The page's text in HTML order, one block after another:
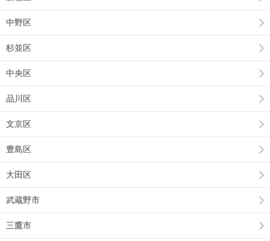
中野区
杉並区
中央区
品川区
文京区
豊島区
大田区
武蔵野市
三鷹市